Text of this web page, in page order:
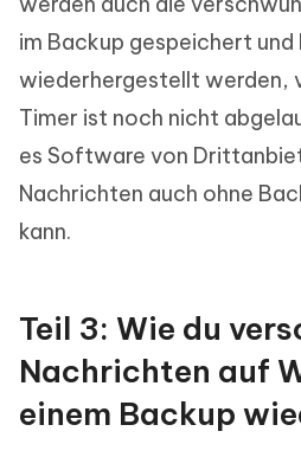
im Backup gespeichert und
wiederhergestellt werden,
Timer ist noch nicht
es Software von
Nachrichten auch ohne
kann.
Teil 3: Wie du
Nachrichten auf
einem Backup